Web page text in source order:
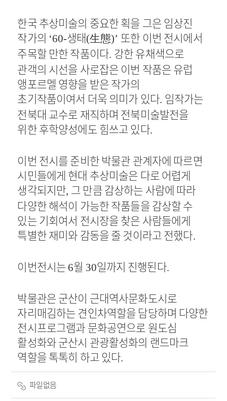
한국 추상미술의 중요한 획을 그은 임상진
작가의 ‘60-생태(生態)’ 또한 이번 전시에서
주목할 만한 작품이다. 강한 유채색으로
관객의 시선을 사로잡은 이번 작품은 유럽
앵포르멜 영향을 받은 작가의
초기작품이여서 더욱 의미가 있다. 임작가는
전북대 교수로 재직하며 전북미술발전을
위한 후학양성에도 힘쓰고 있다.
이번 전시를 준비한 박물관 관계자에 따르면
시민들에게 현대 추상미술은 다로 어렵게
생각되지만, 그 만큼 감상하는 사람에 따라
다양한 해석이 가능한 작품들을 감상할 수
있는 기회여서 전시장을 찾은 사람들에게
특별한 재미와 감동을 줄 것이라고 전했다.
이번전시는 6월 30일까지 진행된다.
박물관은 군산이 근대역사문화도시로
자리매김하는 견인차역할을 담당하며 다양한
전시프로그램과 문화공연으로 원도심
활성화와 군산시 관광활성화의 랜드마크
역할을 톡톡히 하고 있다.
파일없음